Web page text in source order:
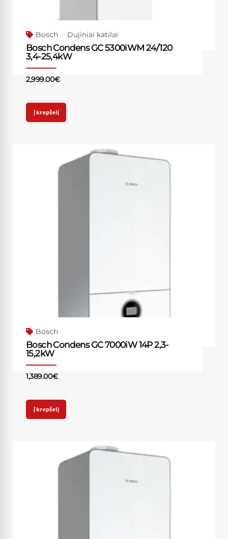
Bosch Dujiniai katilai
Bosch Condens GC 5300iWM 24/120
3,4-25,4kW
2,999.00€
Į krepšelį
Bosch
Bosch Condens GC 7000iW 14P 2,3-
15,2kW
1,389.00€
Į krepšelį